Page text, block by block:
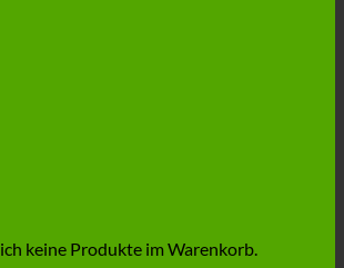
keine Produkte im Warenkorb.